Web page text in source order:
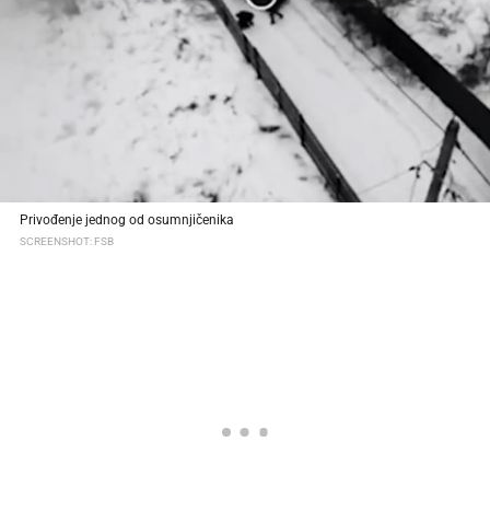
Privođenje jednog od osumnjičenika
SCREENSHOT: FSB